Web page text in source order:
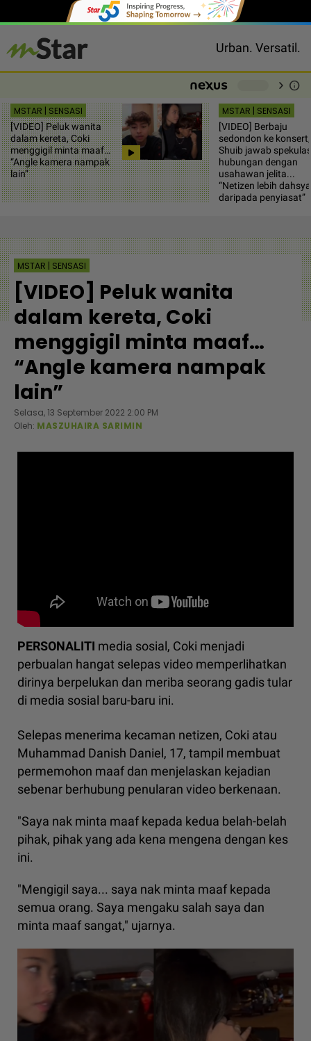
Urban. Versatil.
chevron_right info
MSTAR | SENSASI
[VIDEO] Peluk wanita
dalam kereta, Coki
menggigil minta maaf…
“Angle kamera nampak
lain”
MSTAR | SENSASI
[VIDEO] Berbaju
sedondon ke konsert,
Shuib jawab
hubungan dengan
usahawan jelita...
“Netizen lebih
daripada penyiasat”
MSTAR | SENSASI
[VIDEO] Peluk wanita
dalam kereta, Coki
menggigil minta maaf…
“Angle kamera nampak
lain”
Selasa, 13 September 2022 2:00 PM
Oleh: MASZUHAIRA SARIMIN
PERSONALITI media sosial, Coki menjadi
perbualan hangat selepas video memperlihatkan
dirinya berpelukan dan meriba seorang gadis tular
di media sosial baru-baru ini.
Selepas menerima kecaman netizen, Coki atau
Muhammad Danish Daniel, 17, tampil membuat
permemohon maaf dan menjelaskan kejadian
sebenar berhubung penularan video berkenaan.
"Saya nak minta maaf kepada kedua belah-belah
pihak, pihak yang ada kena mengena dengan kes
ini.
"Mengigil saya... saya nak minta maaf kepada
semua orang. Saya mengaku salah saya dan
minta maaf sangat," ujarnya.